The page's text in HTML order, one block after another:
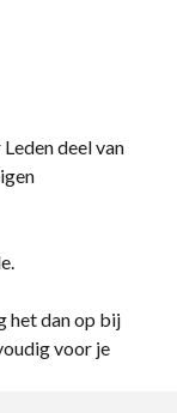
deel van
het dan op bij
voor je